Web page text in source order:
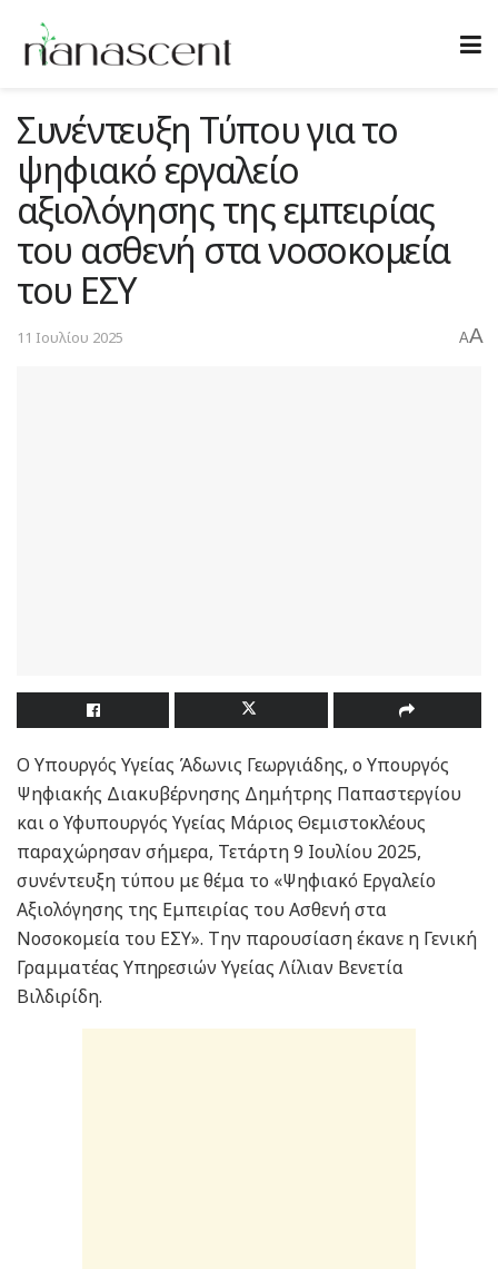
Συνέντευξη Τύπου για το
ψηφιακό εργαλείο
αξιολόγησης της εμπειρίας
του ασθενή στα νοσοκομεία
του ΕΣΥ
11 Ιουλίου 2025 AA
Ο Υπουργός Υγείας Άδωνις Γεωργιάδης, ο Υπουργός
Ψηφιακής Διακυβέρνησης Δημήτρης Παπαστεργίου
και ο Υφυπουργός Υγείας Μάριος Θεμιστοκλέους
παραχώρησαν σήμερα, Τετάρτη 9 Ιουλίου 2025,
συνέντευξη τύπου με θέμα το «Ψηφιακό Εργαλείο
Αξιολόγησης της Εμπειρίας του Ασθενή στα
Νοσοκομεία του ΕΣΥ». Την παρουσίαση έκανε η Γενική
Γραμματέας Υπηρεσιών Υγείας Λίλιαν Βενετία
Βιλδιρίδη.